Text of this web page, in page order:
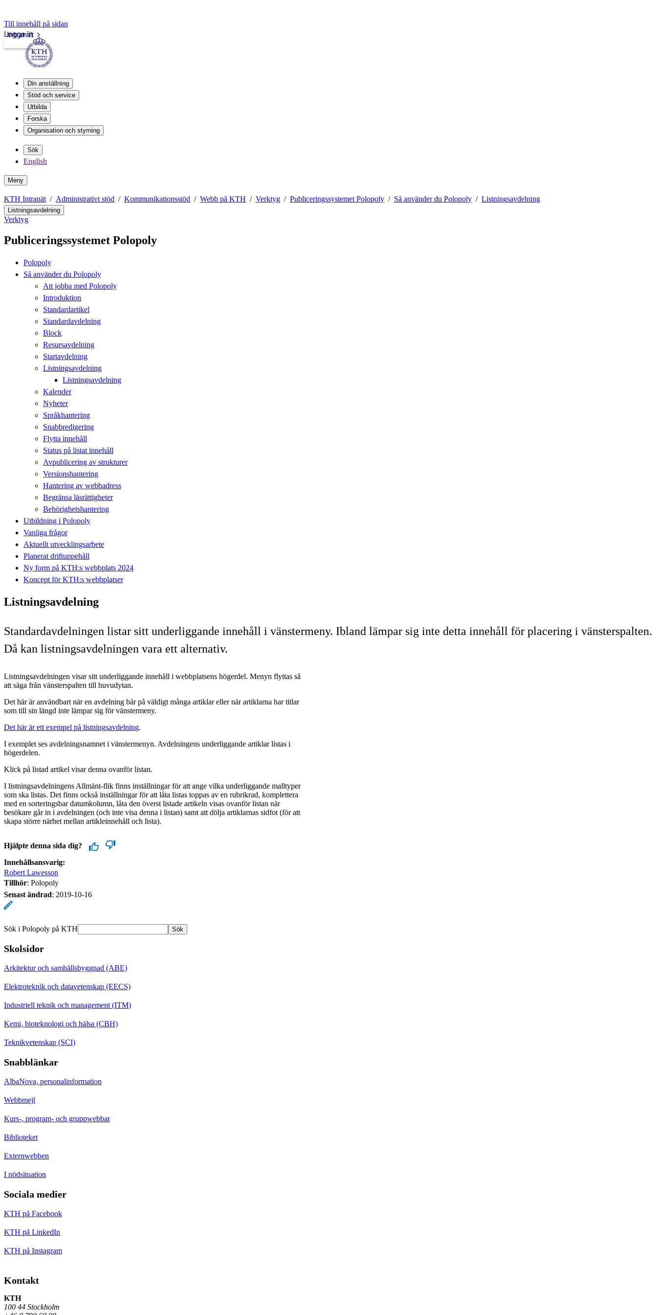
Till innehåll på sidan
Intranät
Logga in
Din anställning
Stöd och service
Utbilda
Forska
Organisation och styrning
Sök
English
Meny
KTH Intranät Administrativt stöd Kommunikationsstöd Webb på KTH Verktyg Publiceringssystemet Polopoly Så använder du Polopoly Listningsavdelning
Listningsavdelning
Verktyg
Publiceringssystemet Polopoly
Polopoly
Så använder du Polopoly
Att jobba med Polopoly
Introduktion
Standardartikel
Standardavdelning
Block
Resursavdelning
Startavdelning
Listningsavdelning
Listningsavdelning
Kalender
Nyheter
Språkhantering
Snabbredigering
Flytta innehåll
Status på listat innehåll
Avpublicering av strukturer
Versionshantering
Hantering av webbadress
Begränsa läsrättigheter
Behörighetshantering
Utbildning i Polopoly
Vanliga frågor
Aktuellt utvecklingsarbete
Planerat driftuppehåll
Ny form på KTH:s webbplats 2024
Koncept för KTH:s webbplatser
Listningsavdelning
Standardavdelningen listar sitt underliggande innehåll i vänstermeny. Ibland lämpar sig inte detta innehåll för placering i vänsterspalten.
Då kan listningsavdelningen vara ett alternativ.
Listningsavdelningen visar sitt underliggande innehåll i webbplatsens högerdel. Menyn flyttas så
att säga från vänsterspalten till huvudytan.
Det här är användbart när en avdelning bär på väldigt många artiklar eller när artiklarna har titlar
som till sin längd inte lämpar sig för vänstermeny.
Det här är ett exempel på listningsavdelning.
I exemplet ses avdelningsnamnet i vänstermenyn. Avdelningens underliggande artiklar listas i
högerdelen.
Klick på listad artikel visar denna ovanför listan.
I listningsavdelningens Allmänt-flik finns inställningar för att ange vilka underliggande malltyper
som ska listas. Det finns också inställningar för att låta listas toppas av en rubrikrad, komplettera
med en sorteringsbar datumkolumn, låta den överst listade artikeln visas ovanför listan när
besökare går in i avdelningen (och inte visa denna i listan) samt att dölja artiklarnas sidfot (för att
skapa större närhet mellan artikleinnehåll och lista).
Hjälpte denna sida dig?
Innehållsansvarig:
Robert Lawesson
Tillhör: Polopoly
Senast ändrad: 2019-10-16
Sök i Polopoly på KTH Sök
Skolsidor
Arkitektur och samhällsbyggnad (ABE)
Elektroteknik och datavetenskap (EECS)
Industriell teknik och management (ITM)
Kemi, bioteknologi och hälsa (CBH)
Teknikvetenskap (SCI)
Snabblänkar
AlbaNova, personalinformation
Webbmejl
Kurs-, program- och gruppwebbar
Biblioteket
Externwebben
I nödsituation
Sociala medier
KTH på Facebook
KTH på LinkedIn
KTH på Instagram
Kontakt
KTH
100 44 Stockholm